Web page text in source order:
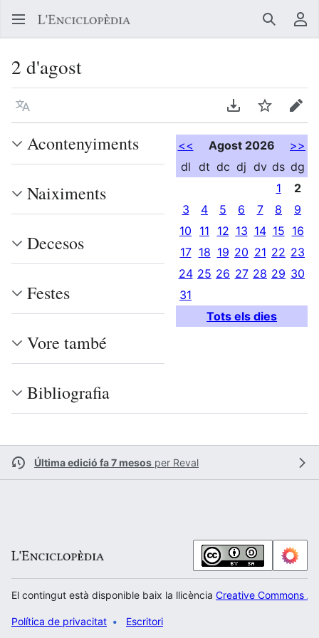
Buscar
2 d'agost
Llegir en un atre idioma Descarregar en
Vigilar
<< Agost 2026
>>
dl dt dc dj dv ds dg
1
2
3
4 5 6 7 8
9
10
11 12 13 14 15 16
17 18 19 20 21 22 23
24 25 26 27 28 29 30
31
Tots els dies
Acontenyiments
Naiximents
Decesos
Festes
Vore també
Bibliografia
Última edició fa 7 mesos per Reval
El contingut està disponible baix la llicència Creative Commons
Política de privacitat Escritori